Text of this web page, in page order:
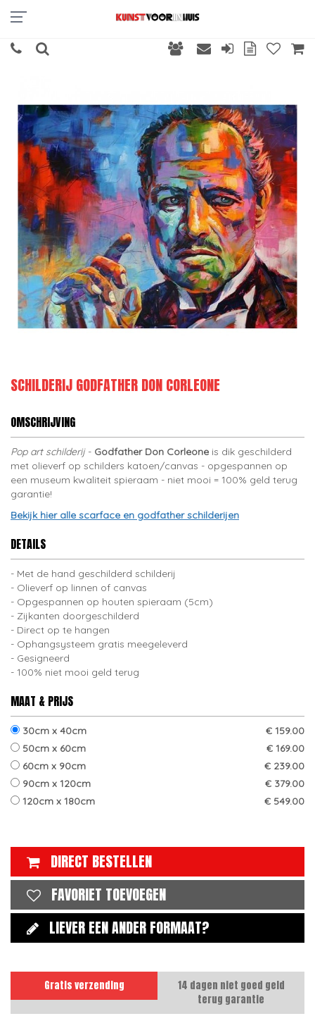
SCHILDERIJ GODFATHER DON CORLEONE
OMSCHRIJVING
Pop art schilderij - Godfather Don Corleone is dik geschilderd
met olieverf op schilders katoen/canvas - opgespannen op
een museum kwaliteit spieraam - niet mooi = 100% geld terug
garantie!
Bekijk hier alle scarface en godfather schilderijen
DETAILS
Met de hand geschilderd schilderij
Olieverf op linnen of canvas
Opgespannen op houten spieraam (5cm)
Zijkanten doorgeschilderd
Direct op te hangen
Ophangsysteem gratis meegeleverd
Gesigneerd
100% niet mooi geld terug
MAAT & PRIJS
30cm x 40cm
€ 159.00
50cm x 60cm
€ 169.00
60cm x 90cm
€ 239.00
90cm x 120cm
€ 379.00
120cm x 180cm
€ 549.00
DIRECT BESTELLEN
FAVORIET TOEVOEGEN
LIEVER EEN ANDER FORMAAT?
Gratis verzending
14 dagen niet goed geld
terug garantie